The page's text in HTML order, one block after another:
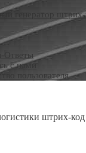
генератор штрих-
Ответы
с нами
пользователя
штрих-